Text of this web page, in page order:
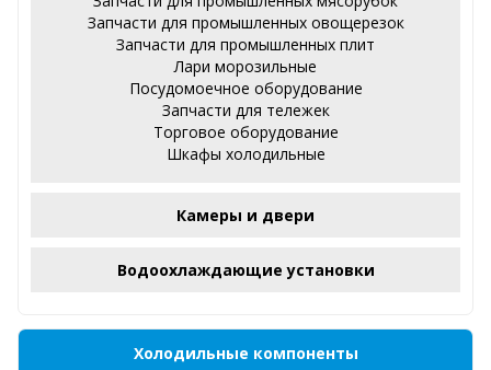
Запчасти для промышленных овощерезок
Запчасти для промышленных плит
Лари морозильные
Посудомоечное оборудование
Запчасти для тележек
Торговое оборудование
Шкафы холодильные
Камеры и двери
Водоохлаждающие установки
Холодильные компоненты